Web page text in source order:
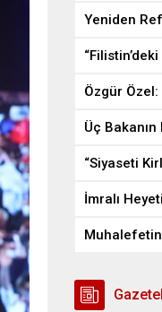
Özgür
“Siyaseti